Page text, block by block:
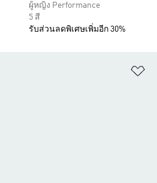
ผู้หญิง Performance
5 สี
รับส่วนลดพิเศษเพิ่มอีก 30%